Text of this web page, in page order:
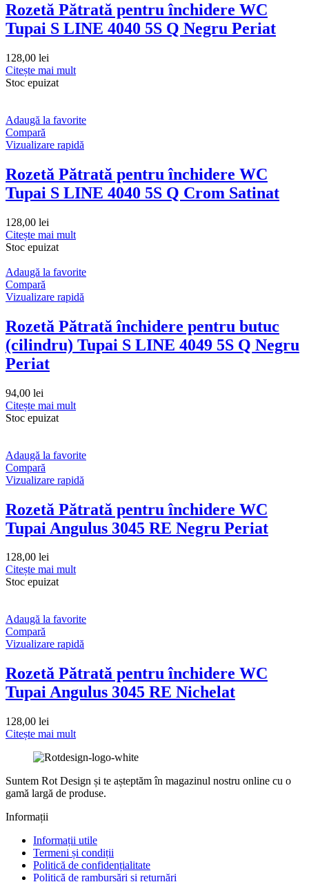
Rozetă Pătrată pentru închidere WC
Tupai S LINE 4040 5S Q Negru Periat
128,00 lei
Citește mai mult
Stoc epuizat
Adaugă la favorite
Compară
Vizualizare rapidă
Rozetă Pătrată pentru închidere WC
Tupai S LINE 4040 5S Q Crom Satinat
128,00 lei
Citește mai mult
Stoc epuizat
Adaugă la favorite
Compară
Vizualizare rapidă
Rozetă Pătrată închidere pentru butuc
(cilindru) Tupai S LINE 4049 5S Q Negru
Periat
94,00 lei
Citește mai mult
Stoc epuizat
Adaugă la favorite
Compară
Vizualizare rapidă
Rozetă Pătrată pentru închidere WC
Tupai Angulus 3045 RE Negru Periat
128,00 lei
Citește mai mult
Stoc epuizat
Adaugă la favorite
Compară
Vizualizare rapidă
Rozetă Pătrată pentru închidere WC
Tupai Angulus 3045 RE Nichelat
128,00 lei
Citește mai mult
Suntem Rot Design și te așteptăm în magazinul nostru online cu o
gamă largă de produse.
Informații
Informații utile
Termeni și condiții
Politică de confidențialitate
Politică de rambursări și returnări